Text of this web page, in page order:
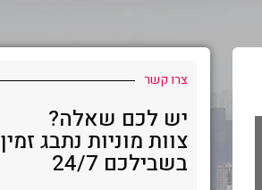
צרו קשר
יש לכם שאלה?
צוות מוניות נתבג זמין
בשבילכם 24/7